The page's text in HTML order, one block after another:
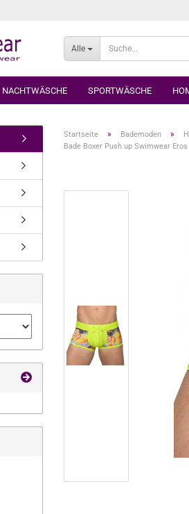
Alle
NACHTWÄSCHE SPORTWÄSCHE
Startseite » Bademoden »
Bade Boxer Push up Swimwear